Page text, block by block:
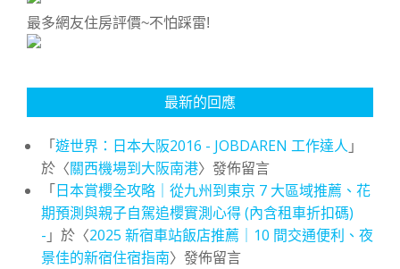
最多網友住房評價~不怕踩雷!
最新的回應
「遊世界：日本大阪2016 - JOBDAREN 工作達人 」
於〈關西機場到大阪南港〉發佈留言
「日本賞櫻全攻略｜從九州到東京 7 大區域推薦、花
期預測與親子自駕追櫻實測心得 (內含租車折扣碼)
- 」於〈2025 新宿車站飯店推薦｜10 間交通便利、夜
景佳的新宿住宿指南〉發佈留言